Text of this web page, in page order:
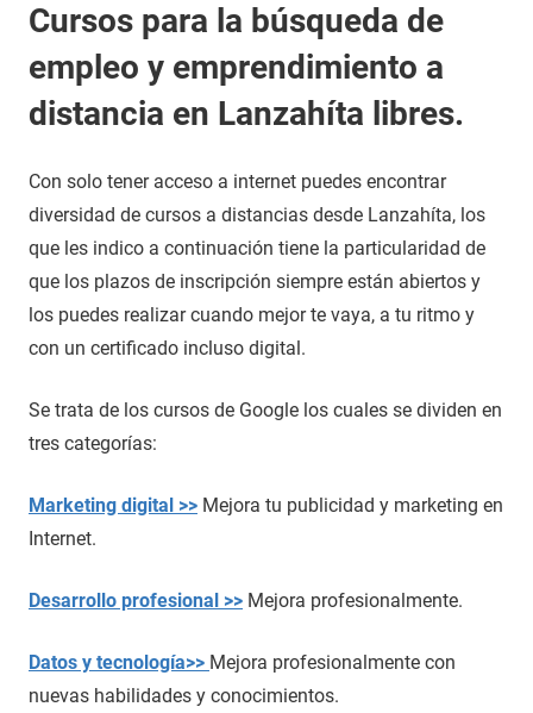
Cursos para la búsqueda de
empleo y emprendimiento a
distancia en Lanzahíta libres.
Con solo tener acceso a internet puedes encontrar
diversidad de cursos a distancias desde Lanzahíta, los
que les indico a continuación tiene la particularidad de
que los plazos de inscripción siempre están abiertos y
los puedes realizar cuando mejor te vaya, a tu ritmo y
con un certificado incluso digital.
Se trata de los cursos de Google los cuales se dividen en
tres categorías:
Marketing digital >> Mejora tu publicidad y marketing en
Internet.
Desarrollo profesional >> Mejora profesionalmente.
Datos y tecnología>> Mejora profesionalmente con
nuevas habilidades y conocimientos.